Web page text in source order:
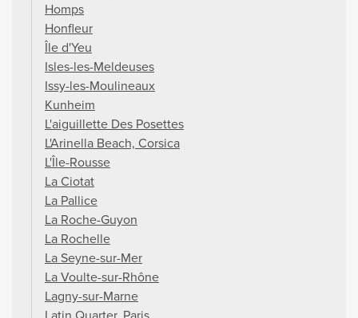
Homps
Honfleur
Île d'Yeu
Isles-les-Meldeuses
Issy-les-Moulineaux
Kunheim
L'aiguillette Des Posettes
L'Arinella Beach, Corsica
L'Île-Rousse
La Ciotat
La Pallice
La Roche-Guyon
La Rochelle
La Seyne-sur-Mer
La Voulte-sur-Rhône
Lagny-sur-Marne